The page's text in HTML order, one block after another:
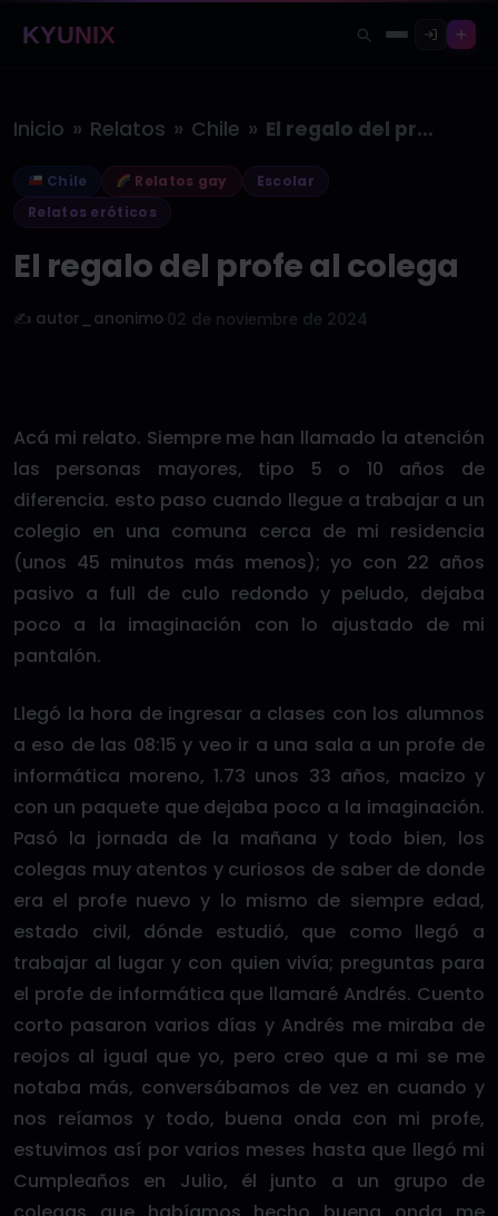
KYUNIX
Inicio » Relatos » Chile » El regalo del profe al colega
Chile Relatos gay
Escolar
Relatos eróticos
El regalo del profe al colega
✍️ autor_anonimo 02 de noviembre de 2024
Acá mi relato. Siempre me han llamado la atención
las personas mayores, tipo 5 o 10 años de
diferencia. esto paso cuando llegue a trabajar a un
colegio en una comuna cerca de mi residencia
(unos 45 minutos más menos); yo con 22 años
pasivo a full de culo redondo y peludo, dejaba
poco a la imaginación con lo ajustado de mi
pantalón.
Llegó la hora de ingresar a clases con los alumnos
a eso de las 08:15 y veo ir a una sala a un profe de
informática moreno, 1.73 unos 33 años, macizo y
con un paquete que dejaba poco a la imaginación.
Pasó la jornada de la mañana y todo bien, los
colegas muy atentos y curiosos de saber de donde
era el profe nuevo y lo mismo de siempre edad,
estado civil, dónde estudió, que como llegó a
trabajar al lugar y con quien vivía; preguntas para
el profe de informática que llamaré Andrés. Cuento
corto pasaron varios días y Andrés me miraba de
reojos al igual que yo, pero creo que a mi se me
notaba más, conversábamos de vez en cuando y
nos reíamos y todo, buena onda con mi profe,
estuvimos así por varios meses hasta que llegó mi
Cumpleaños en Julio, él junto a un grupo de